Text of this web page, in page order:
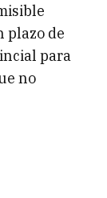
plazo de
para
no